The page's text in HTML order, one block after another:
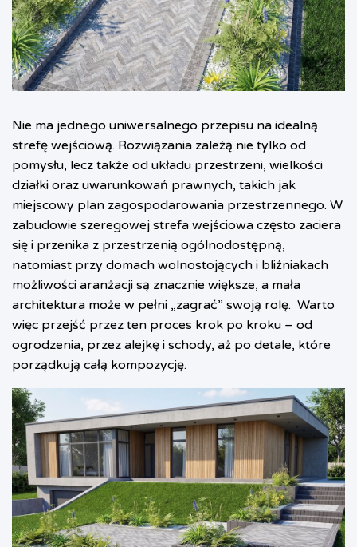
Nie ma jednego uniwersalnego przepisu na idealną
strefę wejściową. Rozwiązania zależą nie tylko od
pomysłu, lecz także od układu przestrzeni, wielkości
działki oraz uwarunkowań prawnych, takich jak
miejscowy plan zagospodarowania przestrzennego. W
zabudowie szeregowej strefa wejściowa często zaciera
się i przenika z przestrzenią ogólnodostępną,
natomiast przy domach wolnostojących i bliźniakach
możliwości aranżacji są znacznie większe, a mała
architektura może w pełni „zagrać” swoją rolę. Warto
więc przejść przez ten proces krok po kroku – od
ogrodzenia, przez alejkę i schody, aż po detale, które
porządkują całą kompozycję.